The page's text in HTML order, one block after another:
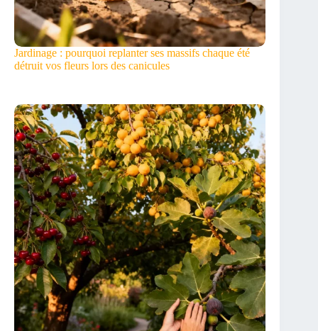
Jardinage : pourquoi replanter ses massifs chaque été
détruit vos fleurs lors des canicules